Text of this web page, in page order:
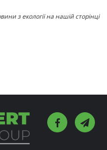
з екології на нашій сторінці